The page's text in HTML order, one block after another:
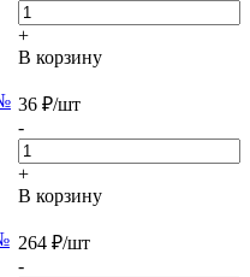
+
В корзину
36 ₽/шт
-
+
В корзину
264 ₽/шт
-